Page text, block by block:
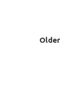
Older